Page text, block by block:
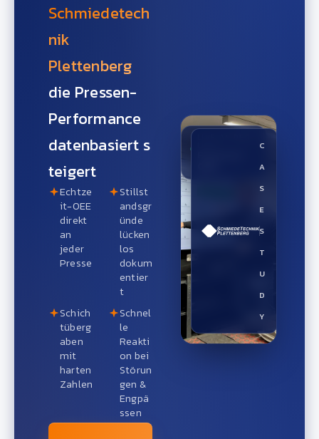
Schmiedetech
nik
Plettenberg
die Pressen-
Performance
datenbasiert s
teigert
Echtze
it-OEE
direkt
an
jeder
Presse
Stillst
andsgr
ünde
lücken
los
dokum
entier
t
Schich
tüberg
aben
mit
harten
Zahlen
Schnel
le
Reakti
on bei
Störun
gen &
Engpä
ssen
C
A
S
E
S
T
U
D
Y